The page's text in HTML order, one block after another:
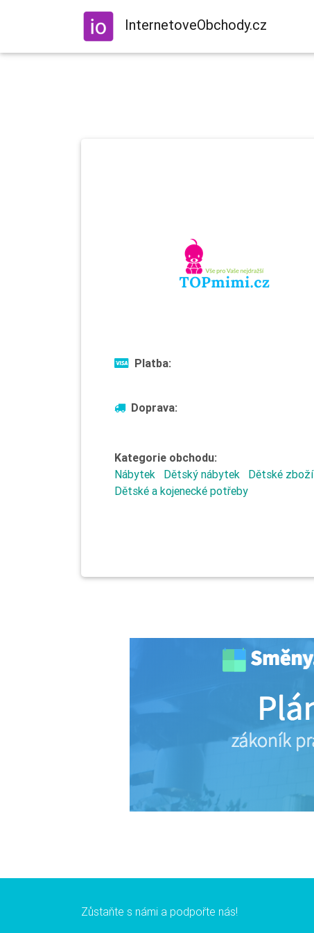
InternetoveObchody.cz
Platba:
Doprava:
Kategorie obchodu:
Nábytek
Dětský nábytek
Dětské zboží
Dětské a kojenecké potřeby
Zůstaňte s námi a podpořte nás!